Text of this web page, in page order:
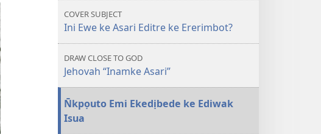
Asari
COVER SUBJECT
Ini Ewe ke Asari Editre ke Ererimbot?
DRAW CLOSE TO GOD
Jehovah “Inamke Asari”
N̄kpọuto Emi Ekedịbede ke Ediwak
Isua